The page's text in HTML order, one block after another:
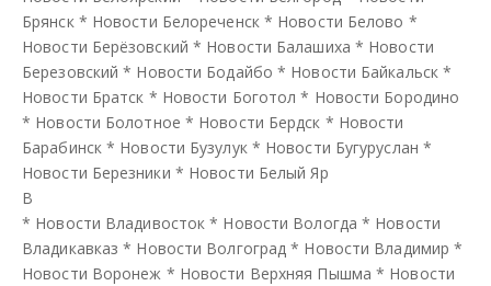
Брянск * Новости Белореченск * Новости Белово *
Новости Берёзовский * Новости Балашиха * Новости
Березовский * Новости Бодайбо * Новости Байкальск *
Новости Братск * Новости Боготол * Новости Бородино
* Новости Болотное * Новости Бердск * Новости
Барабинск * Новости Бузулук * Новости Бугуруслан *
Новости Березники * Новости Белый Яр
В
* Новости Владивосток * Новости Вологда * Новости
Владикавказ * Новости Волгоград * Новости Владимир *
Новости Воронеж * Новости Верхняя Пышма * Новости